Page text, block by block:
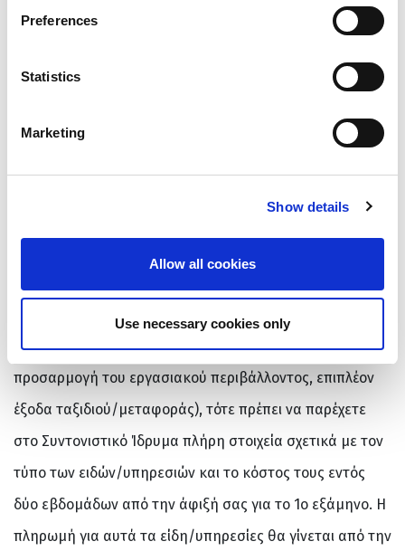
Preferences
Statistics
Marketing
Show details
Allow all cookies
Use necessary cookies only
βλάβες), όπως αυτές που σχετίζονται με την απόκτηση
ειδικών ειδών ή υπηρεσιών (π.χ., βοήθεια από τρίτους,
προσαρμογή του εργασιακού περιβάλλοντος, επιπλέον
έξοδα ταξιδιού/μεταφοράς), τότε πρέπει να παρέχετε
στο Συντονιστικό Ίδρυμα πλήρη στοιχεία σχετικά με τον
τύπο των ειδών/υπηρεσιών και το κόστος τους εντός
δύο εβδομάδων από την άφιξή σας για το 1ο εξάμηνο. Η
πληρωμή για αυτά τα είδη/υπηρεσίες θα γίνεται από την